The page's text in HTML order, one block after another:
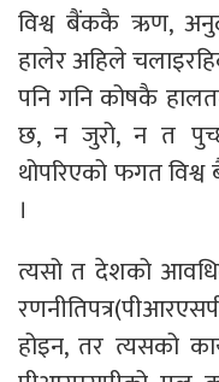
विश्व बैंककै ऋण,
हालेर अहिले
पनि गनि कोषकै
छ, न जुरो, न त
थोपरिएको फगत
।
त्यसो त देशको
होइन, तर त्यसको